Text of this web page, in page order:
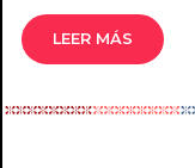
LEER MÁS